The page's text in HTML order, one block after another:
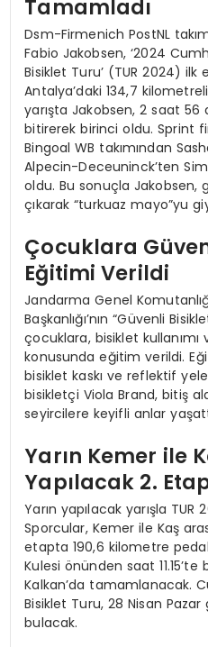
Tamamladı
Dsm-Firmenich PostNL
Fabio Jakobsen, ‘2024
Bisiklet Turu’ (TUR 2024) ilk
Antalya’daki 134,7
yarışta Jakobsen, 2 saat 56
bitirerek birinci oldu. Sprint
Bingoal WB takımından
Alpecin-Deceuninck’ten
oldu. Bu sonuçla Jakobsen,
çıkarak “turkuaz mayo”yu
Çocuklara
Eğitimi Verildi
Jandarma Genel
Başkanlığı’nın “Güvenli
çocuklara, bisiklet
konusunda eğitim verildi.
bisiklet kaskı ve reflektif
bisikletçi Viola Brand, bitiş
seyircilere keyifli anlar
Yarın Kemer ile
Yapılacak 2.
Yarın yapılacak yarışla
Sporcular, Kemer ile Kaş
etapta 190,6 kilometre
Kulesi önünden saat
Kalkan’da tamamlanacak.
Bisiklet Turu, 28 Nisan
bulacak.